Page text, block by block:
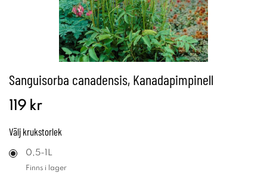
Sanguisorba canadensis, Kanadapimpinell
119 kr
Välj krukstorlek
0,5-1L
Finns i lager